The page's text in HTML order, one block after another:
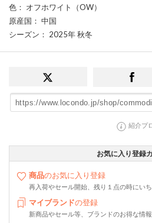
色 ： オフホワイト（OW）
原産国 ： 中国
シーズン ： 2025年 秋冬
紹介プ
お気に入り登録
商品のお気に入り登録
再入荷やセール開始、残り１点の時にい
マイブランドの登録
新商品やセール等、ブランドのお得な情